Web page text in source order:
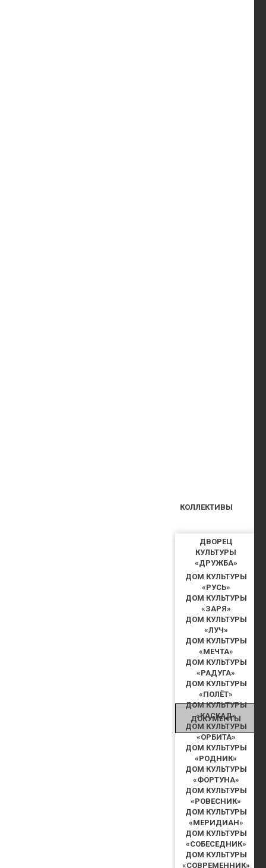
ДВОРЕЦ
КУЛЬТУРЫ
«ДРУЖБА»
ДОМ КУЛЬТУРЫ
«РУСЬ»
ДОМ КУЛЬТУРЫ
«ЗАРЯ»
ДОМ КУЛЬТУРЫ
«ЛУЧ»
ДОМ КУЛЬТУРЫ
«МЕЧТА»
ДОМ КУЛЬТУРЫ
«РАДУГА»
ДОМ КУЛЬТУРЫ
«ПОЛЁТ»
ДОМ КУЛЬТУРЫ
«КАСКАД»
ДОМ КУЛЬТУРЫ
«ОРБИТА»
ДОМ КУЛЬТУРЫ
«РОДНИК»
ДОМ КУЛЬТУРЫ
«ФОРТУНА»
ДОМ КУЛЬТУРЫ
«РОВЕСНИК»
ДОМ КУЛЬТУРЫ
«МЕРИДИАН»
ДОМ КУЛЬТУРЫ
«СОБЕСЕДНИК»
ДОМ КУЛЬТУРЫ
«СОВРЕМЕННИК»
КОЛЛЕКТИВЫ
ДОКУМЕНТЫ